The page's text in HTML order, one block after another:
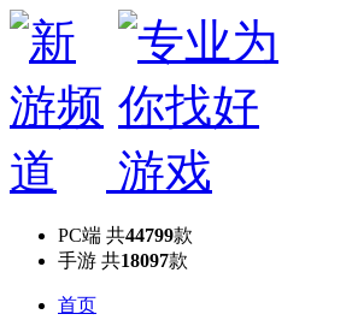
PC端 共44799款
手游 共18097款
首页